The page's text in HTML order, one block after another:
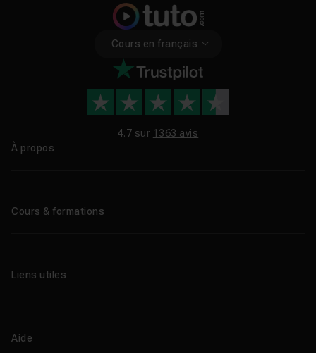
Cours en français
4.7 sur 1363 avis
À propos
Cours & formations
Formations certifiantes
Promos
Liens utiles
Centres de formation
Aide